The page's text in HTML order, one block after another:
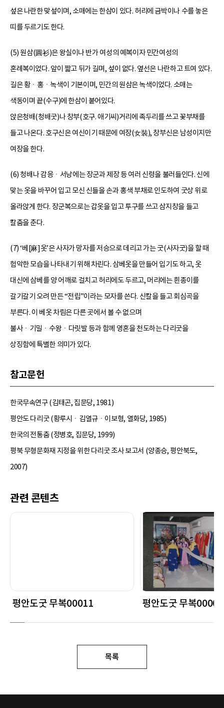
섶은 나란한 맞섶이며, 소매에는 한삼이 있다. 허리에 금박이나 수를 놓은
띠를 두르기도 한다.
(5) 원삼(圓衫)은 왕실이나 반가 여성의 예복이자 민간여성의
혼례복이었다. 앞이 짧고 뒤가 길며, 섶이 없다. 옆선은 나란하고 트여 있다.
길은 황ㆍ홍ㆍ녹색이 기본이며, 민간의 원삼은 녹색이었다. 소매는
색동이며 끝(수구)에 한삼이 붙어있다.
앉은청배(청배굿)나 창부(호구. 애기씨)거리에 족두리를 쓰고 꽃부채를
들고 나온다. 호구신은 여신이기 때문에 여장(女裝), 창부신은 남성이지만
여장을 한다.
(6) 청배나 감응ㆍ서낭에는 장군과 제장 등 여러 신령을 불러들인다. 신에
맞는 옷을 바꾸어 입고 모신 신들을 손과 홍색 부채로 인도하여 굿상 위로
올라앉게 한다. 장군복으로는 갑옷을 입고 투구를 쓰고 삼지창을 들고
칼춤을 춘다.
(7) ‘베[麻]옷’은 사자가 망자를 저승으로 데리고 가는 굿(사자굿)을 할 때
험악한 모습을 나타내기 위해 차린다. 삼베옷을 만들어 입기도 하고, 옷
대신에 삼베를 양 어깨로 걸치고 허리에도 두르고, 머리에는 흰종이를
갈기갈기 오려 만든 “전립”이라는 모자를 쓴다. 신칼을 들고 회심곡을
부른다. 이 베옷 차림은 다른 곳에서 볼 수 없으며
불사ㆍ기밀ㆍ수왕ㆍ다릿발 등과 함께 영혼을 천도하는 다리굿을
상징함에 특별한 의미가 있다.
참고문헌
한국무속연구 (김태곤, 집문당, 1981)
평안도 다리굿 (황루시ㆍ김열규ㆍ이보형, 열화당, 1985)
한국의 전통춤 (정병호, 집문당, 1999)
평북 무형문화재 지정을 위한 다리굿 조사 보고서 (양종승, 평안북도,
2007)
관련 콘텐츠
평안도굿 무복00011 평안도굿 무복00001
목록